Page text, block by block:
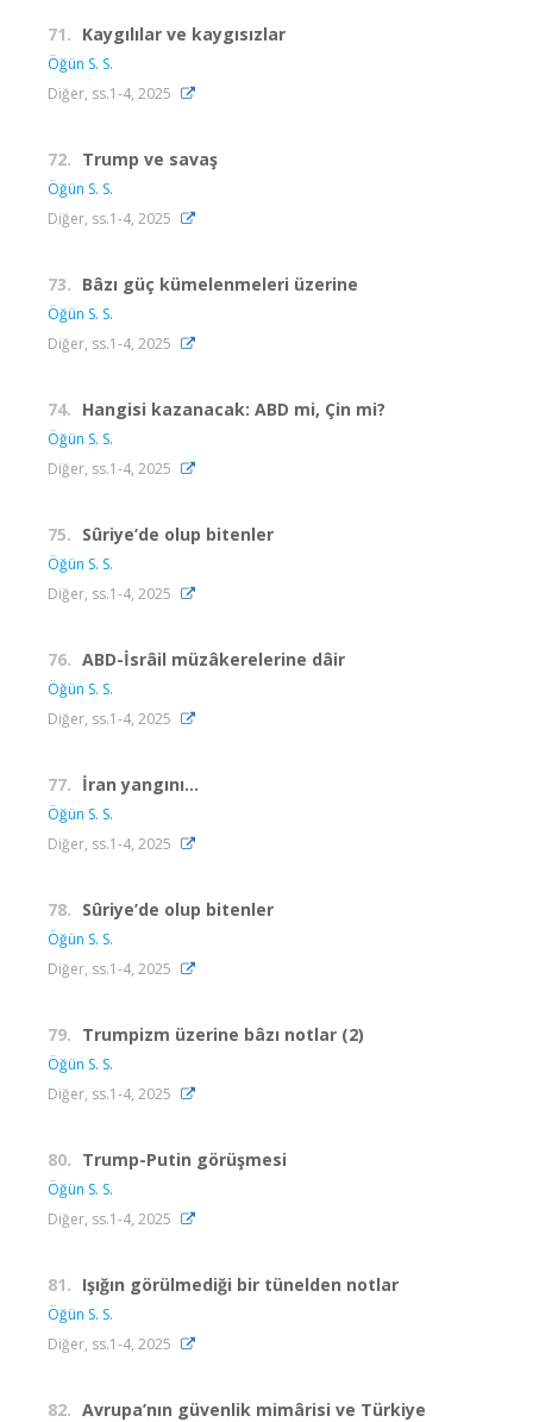
71. Kaygılılar ve kaygısızlar
Öğün S. S.
Diğer, ss.1-4, 2025
72. Trump ve savaş
Öğün S. S.
Diğer, ss.1-4, 2025
73. Bâzı güç kümelenmeleri üzerine
Öğün S. S.
Diğer, ss.1-4, 2025
74. Hangisi kazanacak: ABD mi, Çin mi?
Öğün S. S.
Diğer, ss.1-4, 2025
75. Sûriye’de olup bitenler
Öğün S. S.
Diğer, ss.1-4, 2025
76. ABD-İsrâil müzâkerelerine dâir
Öğün S. S.
Diğer, ss.1-4, 2025
77. İran yangını…
Öğün S. S.
Diğer, ss.1-4, 2025
78. Sûriye’de olup bitenler
Öğün S. S.
Diğer, ss.1-4, 2025
79. Trumpizm üzerine bâzı notlar (2)
Öğün S. S.
Diğer, ss.1-4, 2025
80. Trump-Putin görüşmesi
Öğün S. S.
Diğer, ss.1-4, 2025
81. Işığın görülmediği bir tünelden notlar
Öğün S. S.
Diğer, ss.1-4, 2025
82. Avrupa’nın güvenlik mimârisi ve Türkiye